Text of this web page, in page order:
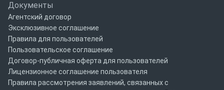
Документы
Агентский договор
Эксклюзивное соглашение
Правила для пользователей
Пользовательское соглашение
Договор-публичная оферта для пользователей
Лицензионное соглашение пользователя
Правила рассмотрения заявлений, связанных с